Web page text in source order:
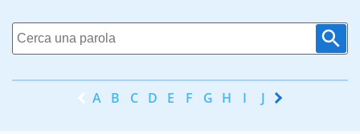
A B C D E F G H I J K